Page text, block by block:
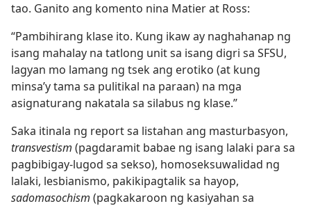
tao. Ganito ang komento nina Matier at Ross:
“Pambihirang klase ito. Kung ikaw ay naghahanap ng
isang mahalay na tatlong unit sa isang digri sa SFSU,
lagyan mo lamang ng tsek ang erotiko (at kung
minsa’y tama sa pulitikal na paraan) na mga
asignaturang nakatala sa silabus ng klase.”
Saka itinala ng report sa listahan ang masturbasyon,
transvestism (pagdaramit babae ng isang lalaki para sa
pagbibigay-lugod sa sekso), homoseksuwalidad ng
lalaki, lesbianismo, pakikipagtalik sa hayop,
sadomasochism (pagkakaroon ng kasiyahan sa